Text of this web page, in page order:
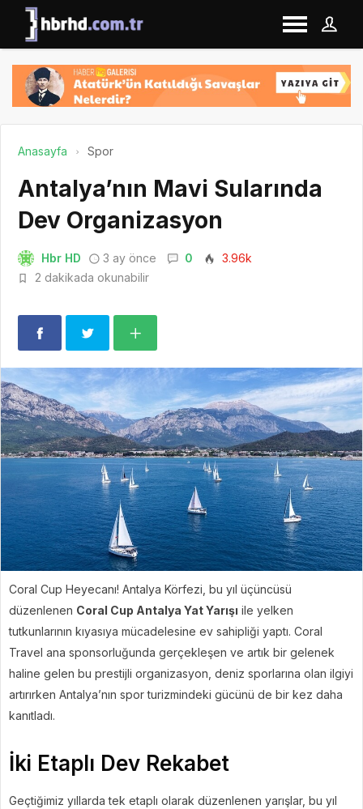
Anasayfa Spor
Antalya’nın Mavi Sularında
Dev Organizasyon
Hbr HD 3 ay önce 0
3.96k
2 dakikada okunabilir
Coral Cup Heyecanı! Antalya Körfezi, bu yıl üçüncüsü
düzenlenen Coral Cup Antalya Yat Yarışı ile yelken
tutkunlarının kıyasıya mücadelesine ev sahipliği yaptı. Coral
Travel ana sponsorluğunda gerçekleşen ve artık bir gelenek
haline gelen bu prestijli organizasyon, deniz sporlarına olan ilgiyi
artırırken Antalya’nın spor turizmindeki gücünü de bir kez daha
kanıtladı.
İki Etaplı Dev Rekabet
Geçtiğimiz yıllarda tek etaplı olarak düzenlenen yarışlar, bu yıl